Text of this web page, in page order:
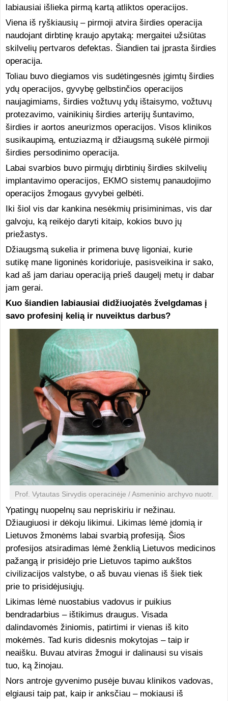
labiausiai išlieka pirmą kartą atliktos operacijos.
Viena iš ryškiausių – pirmoji atvira širdies operacija
naudojant dirbtinę kraujo apytaką: mergaitei užsiūtas
skilvelių pertvaros defektas. Šiandien tai įprasta širdies
operacija.
Toliau buvo diegiamos vis sudėtingesnės įgimtų širdies
ydų operacijos, gyvybę gelbstinčios operacijos
naujagimiams, širdies vožtuvų ydų ištaisymo, vožtuvų
protezavimo, vainikinių širdies arterijų šuntavimo,
širdies ir aortos aneurizmos operacijos. Visos klinikos
susikaupimą, entuziazmą ir džiaugsmą sukėlė pirmoji
širdies persodinimo operacija.
Labai svarbios buvo pirmųjų dirbtinių širdies skilvelių
implantavimo operacijos, EKMO sistemų panaudojimo
operacijos žmogaus gyvybei gelbėti.
Iki šiol vis dar kankina nesėkmių prisiminimas, vis dar
galvoju, ką reikėjo daryti kitaip, kokios buvo jų
priežastys.
Džiaugsmą sukelia ir primena buvę ligoniai, kurie
sutikę mane ligoninės koridoriuje, pasisveikina ir sako,
kad aš jam dariau operaciją prieš daugelį metų ir dabar
jam gerai.
Kuo šiandien labiausiai didžiuojatės žvelgdamas į
savo profesinį kelią ir nuveiktus darbus?
Prof. Vytautas Sirvydis operacinėje / Asmeninio archyvo nuotr.
Ypatingų nuopelnų sau nepriskiriu ir nežinau.
Džiaugiuosi ir dėkoju likimui. Likimas lėmė įdomią ir
Lietuvos žmonėms labai svarbią profesiją. Šios
profesijos atsiradimas lėmė ženklią Lietuvos medicinos
pažangą ir prisidėjo prie Lietuvos tapimo aukštos
civilizacijos valstybe, o aš buvau vienas iš šiek tiek
prie to prisidėjusiųjų.
Likimas lėmė nuostabius vadovus ir puikius
bendradarbius – ištikimus draugus. Visada
dalindavomės žiniomis, patirtimi ir vienas iš kito
mokėmės. Tad kuris didesnis mokytojas – taip ir
neaišku. Buvau atviras žmogui ir dalinausi su visais
tuo, ką žinojau.
Nors antroje gyvenimo pusėje buvau klinikos vadovas,
elgiausi taip pat, kaip ir anksčiau – mokiausi iš